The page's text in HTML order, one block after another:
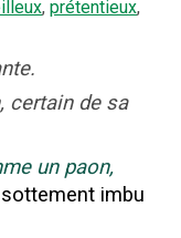
, prétentieux,
certain de sa
un paon,
sottement imbu